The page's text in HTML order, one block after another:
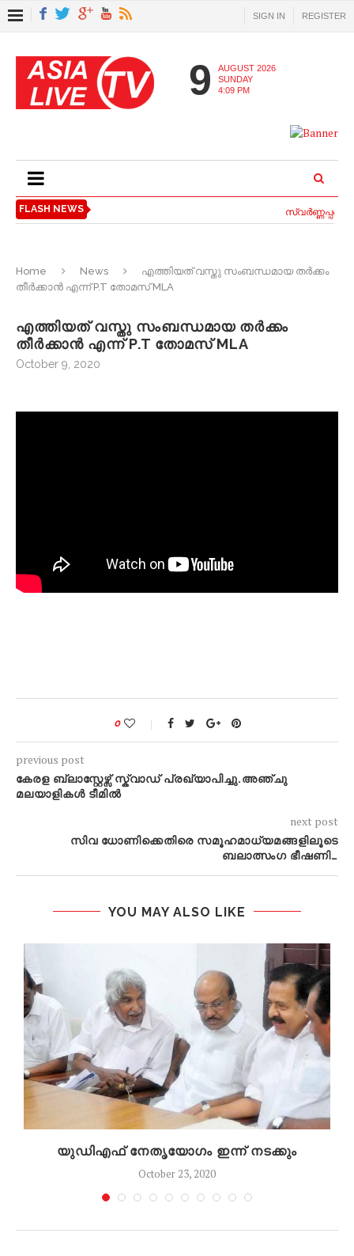
SIGN IN REGISTER
9
AUGUST 2026
SUNDAY
4:09 PM
FLASH NEWS സ്വര്‍ണ്ണപ്പണയ
Home News
എത്തിയത് വസ്തു സംബന്ധമായ തര്‍ക്കം
തീർക്കാൻ എന്ന് P.T തോമസ് MLA
എത്തിയത് വസ്തു സംബന്ധമായ തര്‍ക്കം
തീർക്കാൻ എന്ന് P.T തോമസ് MLA
October 9, 2020
0
previous post
കേരള ബ്ലാസ്റ്റേഴ്സ് സ്ക്വാഡ് പ്രഖ്യാപിച്ചു.അഞ്ചു
മലയാളികൾ ടീമിൽ
next post
സിവ ധോണിക്കെതിരെ സമൂഹമാധ്യമങ്ങളിലൂടെ
ബലാത്സംഗ ഭീഷണി…
YOU MAY ALSO LIKE
യുഡിഎഫ് നേതൃയോഗം ഇന്ന് നടക്കും
October 23, 2020